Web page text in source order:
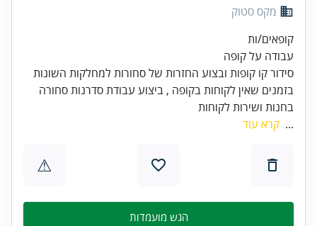
מקס סטוק
בזמנים שאין לקוחות בקופה , ביצוע עבודת סדרנות סחורה
בחנות ושירות לקוחות
... קרא עוד
⚠
הגש מועמדות